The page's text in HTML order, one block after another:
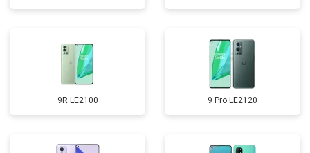
9R LE2100 9 Pro LE2120